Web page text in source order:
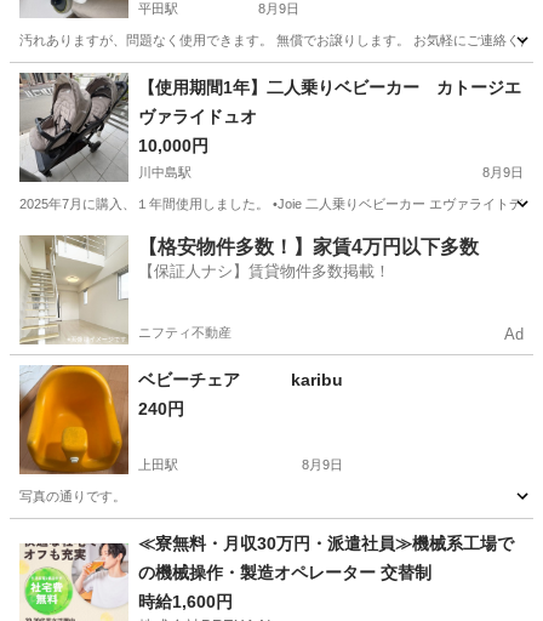
平田駅 8月9日
汚れありますが、問題なく使用できます。 無償でお譲りします。 お気軽にご連絡くだ
長野 松本市 平田駅 その他
【使用期間1年】二人乗りベビーカー カトージエ
ヴァライドュオ
10,000円
川中島駅 8月9日
2025年7月に購入、１年間使用しました。 •Joie 二人乗りベビーカー エヴァライト
長野 長野市 川中島駅 ベビー用品
【格安物件多数！】家賃4万円以下多数
【保証人ナシ】賃貸物件多数掲載！
ニフティ不動産 Ad
ベビーチェア karibu
240円
上田駅 8月9日
写真の通りです。
上田駅 子供用品
≪寮無料・月収30万円・派遣社員≫機械系工場で
の機械操作・製造オペレーター 交替制
時給1,600円